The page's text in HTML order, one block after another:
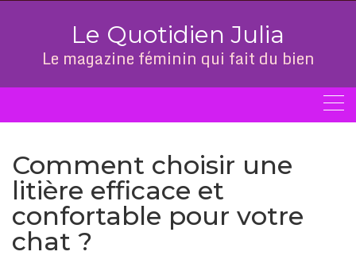
Le Quotidien Julia
Le magazine féminin qui fait du bien
Comment choisir une
litière efficace et
confortable pour votre
chat ?